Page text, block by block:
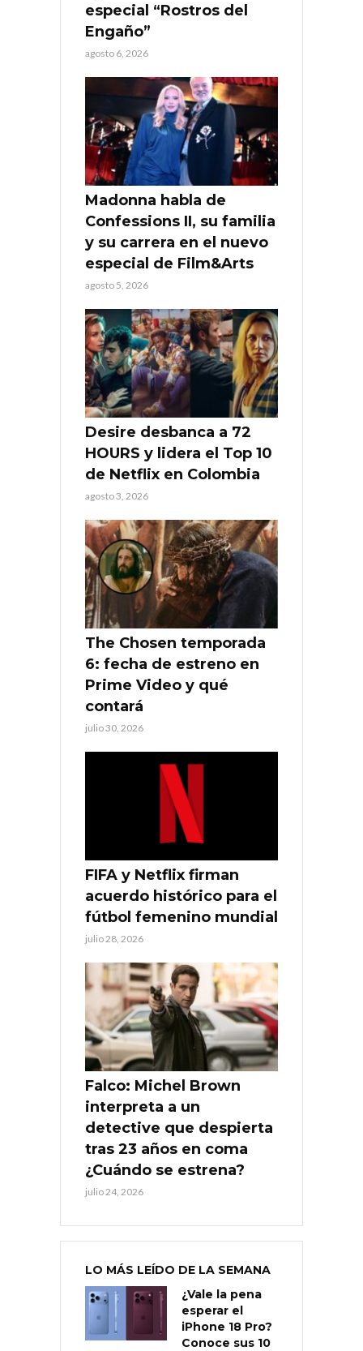
especial “Rostros del
Engaño”
agosto 6, 2026
Madonna habla de
Confessions II, su familia
y su carrera en el nuevo
especial de Film&Arts
agosto 5, 2026
Desire desbanca a 72
HOURS y lidera el Top 10
de Netflix en Colombia
agosto 3, 2026
The Chosen temporada
6: fecha de estreno en
Prime Video y qué
contará
julio 30, 2026
FIFA y Netflix firman
acuerdo histórico para el
fútbol femenino mundial
julio 28, 2026
Falco: Michel Brown
interpreta a un
detective que despierta
tras 23 años en coma
¿Cuándo se estrena?
julio 24, 2026
LO MÁS LEÍDO DE LA SEMANA
¿Vale la pena
esperar el
iPhone 18 Pro?
Conoce sus 10